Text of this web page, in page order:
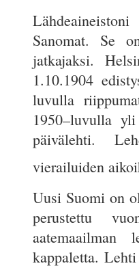
Sanomat. Se
jatkajaksi.
1.10.1904
luvulla
1950–luvulla
päivälehti.
vierailuiden
Uusi Suomi on
perustettu
kappaletta.